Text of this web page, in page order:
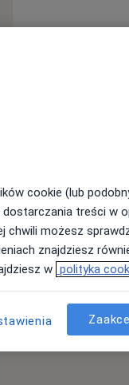
cookie (lub
treści w
chwili możesz
znajdziesz
w polityka